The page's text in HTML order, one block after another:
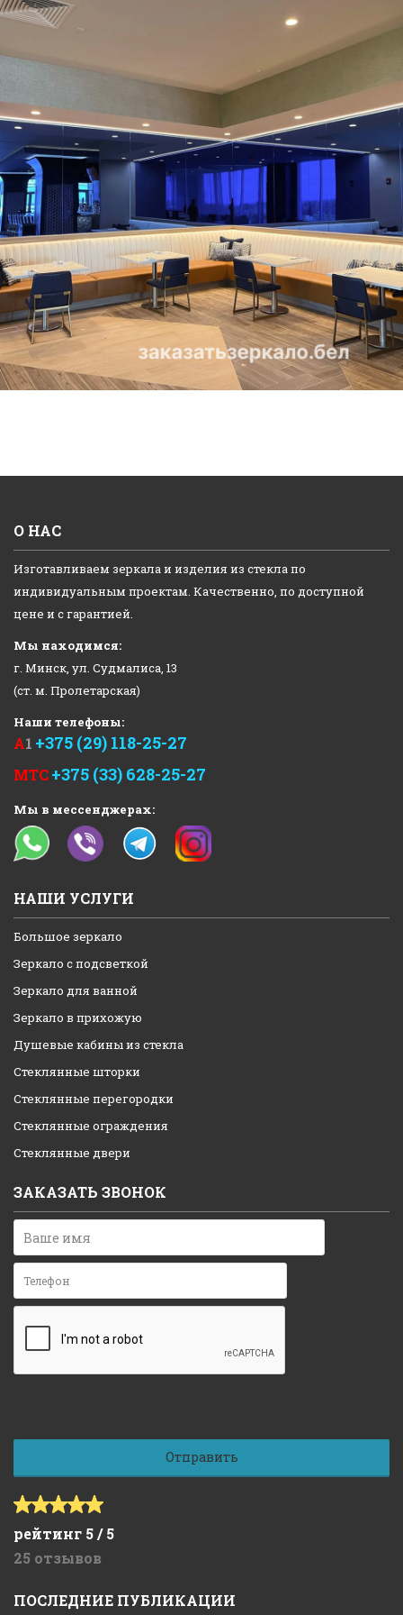
О НАС
Изготавливаем зеркала и изделия из стекла по
индивидуальным проектам. Качественно, по доступной
цене и с гарантией.
Мы находимся:
г. Минск, ул. Судмалиса, 13
(ст. м. Пролетарская)
Наши телефоны:
А1 +375 (29) 118-25-27
МТС+375 (33) 628-25-27
Мы в мессенджерах:
НАШИ УСЛУГИ
Большое зеркало
Зеркало с подсветкой
Зеркало для ванной
Зеркало в прихожую
Душевые кабины из стекла
Стеклянные шторки
Стеклянные перегородки
Стеклянные ограждения
Стеклянные двери
ЗАКАЗАТЬ ЗВОНОК
рейтинг 5 / 5
25 отзывов
ПОСЛЕДНИЕ ПУБЛИКАЦИИ